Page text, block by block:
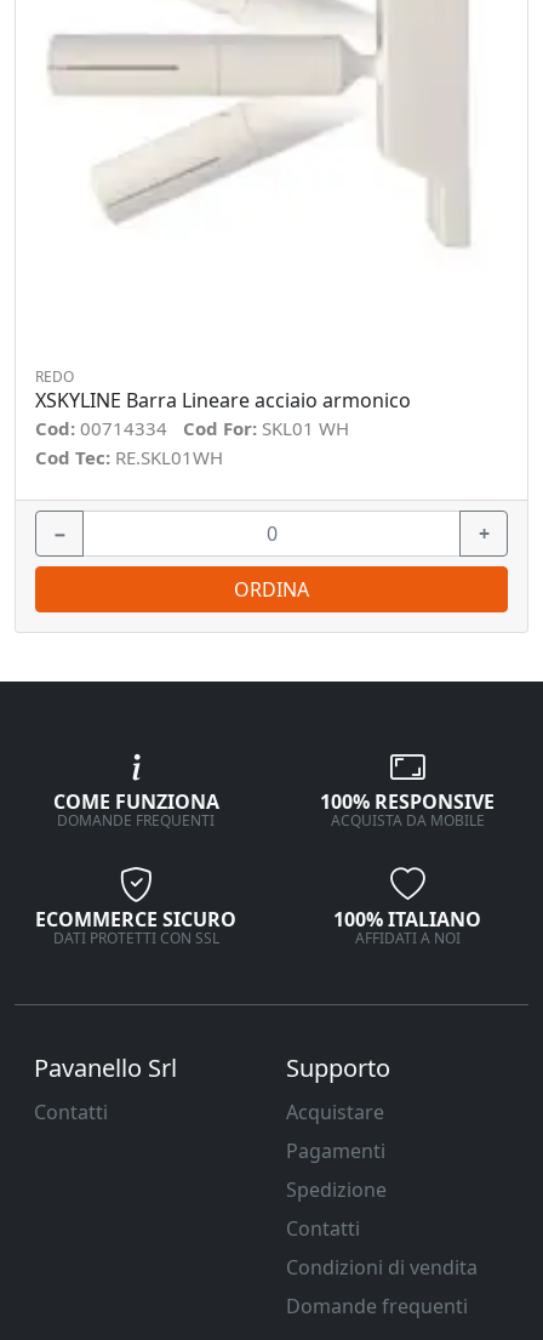
REDO
XSKYLINE Barra Lineare acciaio armonico
Cod: 00714334 Cod For: SKL01 WH
Cod Tec: RE.SKL01WH
− +
ORDINA
COME FUNZIONA
DOMANDE FREQUENTI
100% RESPONSIVE
ACQUISTA DA MOBILE
ECOMMERCE SICURO
DATI PROTETTI CON SSL
100% ITALIANO
AFFIDATI A NOI
Pavanello Srl
Contatti
Supporto
Acquistare
Pagamenti
Spedizione
Contatti
Condizioni di vendita
Domande frequenti